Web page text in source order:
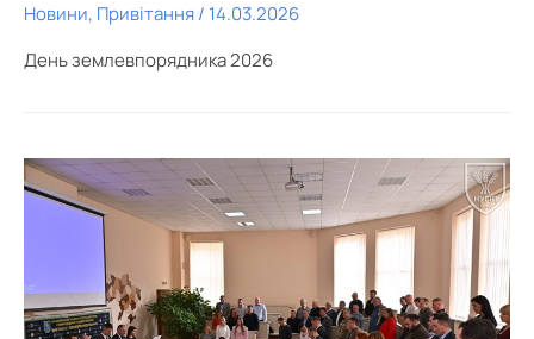
Новини, Привітання/ 14.03.2026
День землевпорядника 2026